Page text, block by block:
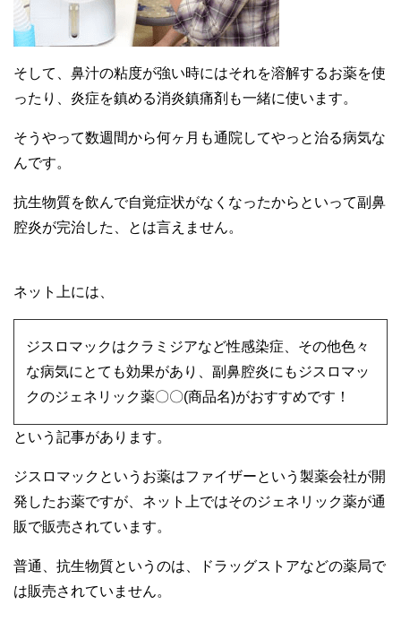
そして、鼻汁の粘度が強い時にはそれを溶解するお薬を使
ったり、炎症を鎮める消炎鎮痛剤も一緒に使います。
そうやって数週間から何ヶ月も通院してやっと治る病気な
んです。
抗生物質を飲んで自覚症状がなくなったからといって副鼻
腔炎が完治した、とは言えません。
ネット上には、
ジスロマックはクラミジアなど性感染症、その他色々
な病気にとても効果があり、副鼻腔炎にもジスロマッ
クのジェネリック薬〇〇(商品名)がおすすめです！
という記事があります。
ジスロマックというお薬はファイザーという製薬会社が開
発したお薬ですが、ネット上ではそのジェネリック薬が通
販で販売されています。
普通、抗生物質というのは、ドラッグストアなどの薬局で
は販売されていません。